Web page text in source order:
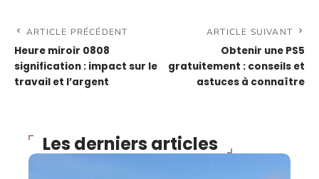
ARTICLE PRÉCÉDENT
Heure miroir 0808
signification : impact sur le
travail et l’argent
ARTICLE SUIVANT
Obtenir une PS5
gratuitement : conseils et
astuces à connaître
Les derniers articles